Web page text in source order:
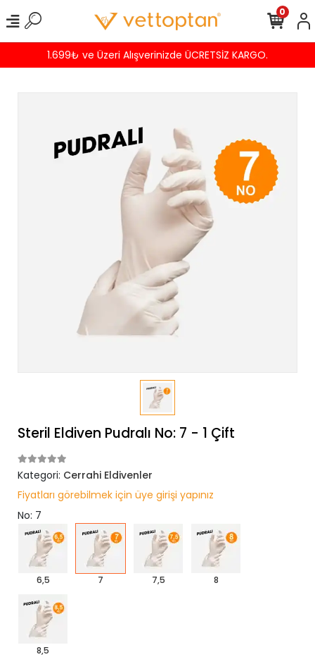
1.699₺ ve Üzeri Alışverinizde ÜCRETSİZ KARGO.
0
Steril Eldiven Pudralı No: 7 - 1 Çift
Kategori: Cerrahi Eldivenler
Fiyatları görebilmek için üye girişi yapınız
No: 7
6,5 7 7,5 8
8,5